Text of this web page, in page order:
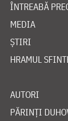
ÎNTREABĂ
MEDIA
ȘTIRI
HRAMUL
AUTORI
PĂRINȚI